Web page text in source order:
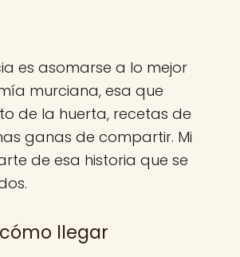
es asomarse a lo mejor
murciana, esa que
de la huerta, recetas de
ganas de compartir. Mi
de esa historia que se
llegar